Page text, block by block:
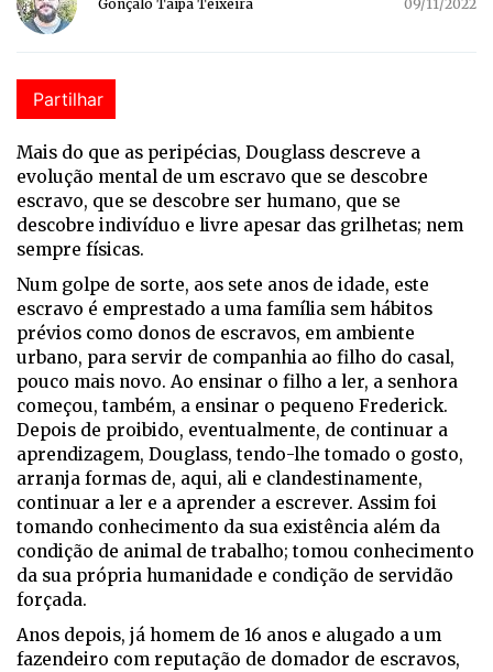
Gonçalo Taipa Teixeira 09/11/2022
Partilhar
Mais do que as peripécias, Douglass descreve a
evolução mental de um escravo que se descobre
escravo, que se descobre ser humano, que se
descobre indivíduo e livre apesar das grilhetas; nem
sempre físicas.
Num golpe de sorte, aos sete anos de idade, este
escravo é emprestado a uma família sem hábitos
prévios como donos de escravos, em ambiente
urbano, para servir de companhia ao filho do casal,
pouco mais novo. Ao ensinar o filho a ler, a senhora
começou, também, a ensinar o pequeno Frederick.
Depois de proibido, eventualmente, de continuar a
aprendizagem, Douglass, tendo-lhe tomado o gosto,
arranja formas de, aqui, ali e clandestinamente,
continuar a ler e a aprender a escrever. Assim foi
tomando conhecimento da sua existência além da
condição de animal de trabalho; tomou conhecimento
da sua própria humanidade e condição de servidão
forçada.
Anos depois, já homem de 16 anos e alugado a um
fazendeiro com reputação de domador de escravos,